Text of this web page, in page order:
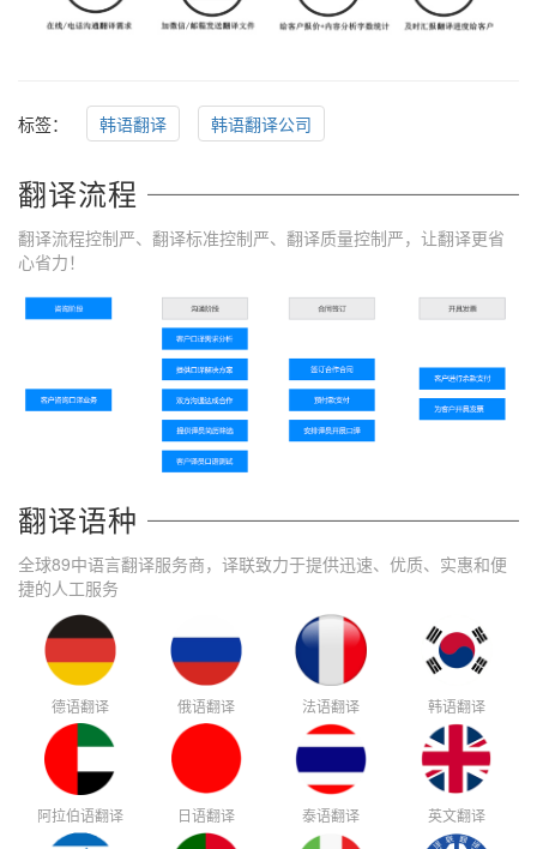
标签： 韩语翻译 韩语翻译公司
翻译流程
翻译流程控制严、翻译标准控制严、翻译质量控制严，让翻译更省
心省力！
翻译语种
全球89中语言翻译服务商，译联致力于提供迅速、优质、实惠和便
捷的人工服务
德语翻译 俄语翻译 法语翻译 韩语翻译
阿拉伯语翻译 日语翻译 泰语翻译 英文翻译